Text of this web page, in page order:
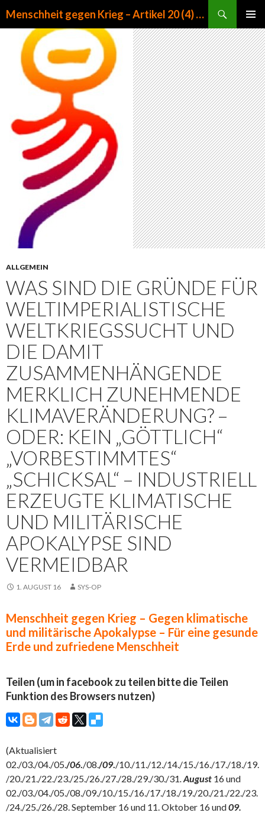
Menschheit gegen Krieg – Artikel 20 (4) GG
MENÜ
ALLGEMEIN
WAS SIND DIE GRÜNDE FÜR
WELTIMPERIALISTISCHE
WELTKRIEGSSUCHT UND
DIE DAMIT
ZUSAMMENHÄNGENDE
MERKLICH ZUNEHMENDE
KLIMAVERÄNDERUNG? –
ODER: KEIN „GÖTTLICH“
„VORBESTIMMTES“
„SCHICKSAL“ – INDUSTRIELL
ERZEUGTE KLIMATISCHE
UND MILITÄRISCHE
APOKALYPSE SIND
VERMEIDBAR
1. AUGUST 16 SYS-OP
Menschheit gegen Krieg – Gegen klimatische
und militärische Apokalypse – Für eine gesunde
Erde und zufriedene Menschheit
Teilen (um in facebook zu teilen bitte die Teilen
Funktion des Browsers nutzen)
(Aktualisiert
02./03./04./05./06./08./09./10./11./12./14./15./16./17./18./19.
/20./21./22./23./25./26./27./28./29./30./31.August 16 und
02./03./04./05./08./09./10./15./16./17./18./19./20./21./22./23.
/24./25./26./28. September 16 und 11. Oktober 16 und09.